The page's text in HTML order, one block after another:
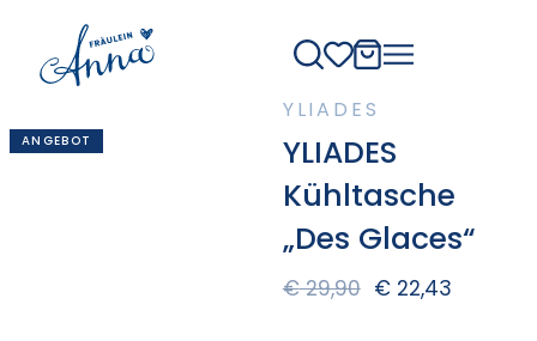
ANGEBOT
YLIADES
YLIADES
Kühltasche
„Des Glaces“
€29,90 €22,43